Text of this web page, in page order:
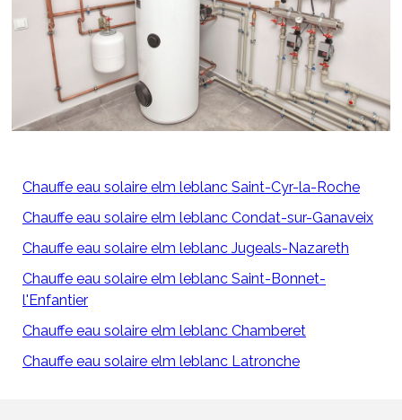
Chauffe eau solaire elm leblanc Saint-Cyr-la-Roche
Chauffe eau solaire elm leblanc Condat-sur-Ganaveix
Chauffe eau solaire elm leblanc Jugeals-Nazareth
Chauffe eau solaire elm leblanc Saint-Bonnet-
l'Enfantier
Chauffe eau solaire elm leblanc Chamberet
Chauffe eau solaire elm leblanc Latronche